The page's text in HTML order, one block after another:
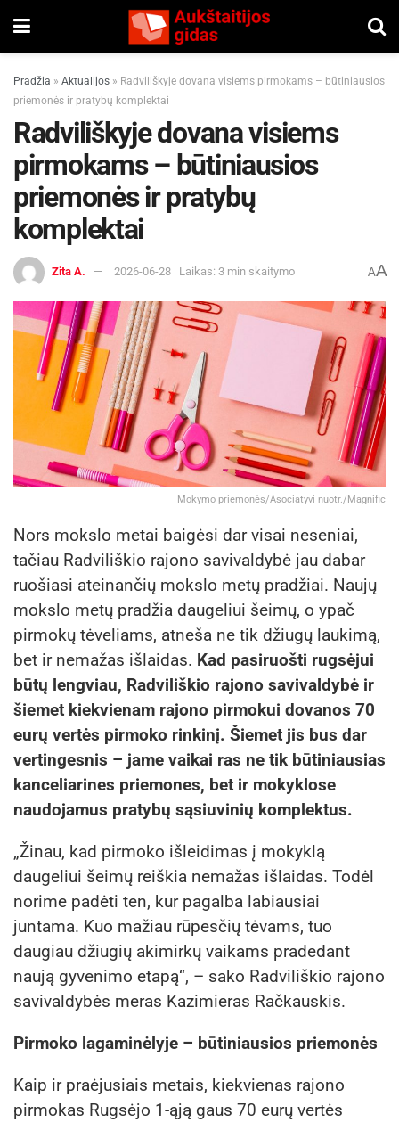
Pradžia » Aktualijos » Radviliškyje dovana visiems pirmokams – būtiniausios
priemonės ir pratybų komplektai
Radviliškyje dovana visiems
pirmokams – būtiniausios
priemonės ir pratybų
komplektai
Zita A. 2026-06-28 Laikas: 3 min skaitymo AA
Mokymo priemonės/Asociatyvi nuotr./Magnific
Nors mokslo metai baigėsi dar visai neseniai,
tačiau Radviliškio rajono savivaldybė jau dabar
ruošiasi ateinančių mokslo metų pradžiai. Naujų
mokslo metų pradžia daugeliui šeimų, o ypač
pirmokų tėveliams, atneša ne tik džiugų laukimą,
bet ir nemažas išlaidas. Kad pasiruošti rugsėjui
būtų lengviau, Radviliškio rajono savivaldybė ir
šiemet kiekvienam rajono pirmokui dovanos 70
eurų vertės pirmoko rinkinį. Šiemet jis bus dar
vertingesnis – jame vaikai ras ne tik būtiniausias
kanceliarines priemones, bet ir mokyklose
naudojamus pratybų sąsiuvinių komplektus.
„Žinau, kad pirmoko išleidimas į mokyklą
daugeliui šeimų reiškia nemažas išlaidas. Todėl
norime padėti ten, kur pagalba labiausiai
juntama. Kuo mažiau rūpesčių tėvams, tuo
daugiau džiugių akimirkų vaikams pradedant
naują gyvenimo etapą“, – sako Radviliškio rajono
savivaldybės meras Kazimieras Račkauskis.
Pirmoko lagaminėlyje – būtiniausios priemonės
Kaip ir praėjusiais metais, kiekvienas rajono
pirmokas Rugsėjo 1-ąją gaus 70 eurų vertės